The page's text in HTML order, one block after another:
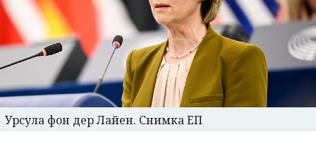
Урсула фон дер Лайен. Снимка ЕП